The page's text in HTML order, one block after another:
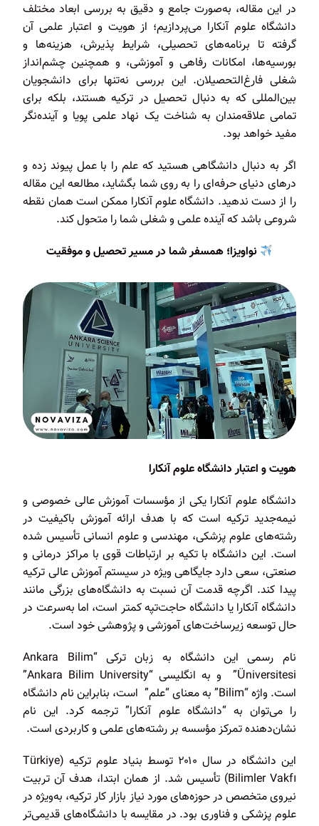
در این مقاله، به‌صورت جامع و دقیق به بررسی ابعاد مختلف
دانشگاه علوم آنکارا می‌پردازیم؛ از هویت و اعتبار علمی آن
گرفته تا برنامه‌های تحصیلی، شرایط پذیرش، هزینه‌ها و
بورسیه‌ها، امکانات رفاهی و آموزشی، و همچنین چشم‌انداز
شغلی فارغ‌التحصیلان. این بررسی نه‌تنها برای دانشجویان
بین‌المللی که به دنبال تحصیل در ترکیه هستند، بلکه برای
تمامی علاقه‌مندان به شناخت یک نهاد علمی پویا و آینده‌نگر
مفید خواهد بود.
اگر به دنبال دانشگاهی هستید که علم را با عمل پیوند زده و
درهای دنیای حرفه‌ای را به روی شما بگشاید، مطالعه این مقاله
را از دست ندهید. دانشگاه علوم آنکارا ممکن است همان نقطه
شروعی باشد که آینده علمی و شغلی شما را متحول کند.
نواویزا؛ همسفر شما در مسیر تحصیل و موفقیت
هویت و اعتبار دانشگاه علوم آنکارا
دانشگاه علوم آنکارا یکی از مؤسسات آموزش عالی خصوصی و
نیمه‌جدید ترکیه است که با هدف ارائه آموزش باکیفیت در
رشته‌های علوم پزشکی، مهندسی و علوم انسانی تأسیس شده
است. این دانشگاه با تکیه بر ارتباطات قوی با مراکز درمانی و
صنعتی، سعی دارد جایگاهی ویژه در سیستم آموزش عالی ترکیه
پیدا کند. اگرچه قدمت آن نسبت به دانشگاه‌های بزرگی مانند
دانشگاه آنکارا یا دانشگاه حاجت‌تپه کمتر است، اما به‌سرعت در
حال توسعه زیرساخت‌های آموزشی و پژوهشی خود است.
نام رسمی این دانشگاه به زبان ترکی “Ankara Bilim
Üniversitesi” و به انگلیسی “Ankara Bilim University”
است. واژه “Bilim” به معنای “علم” است، بنابراین نام دانشگاه
را می‌توان به “دانشگاه علوم آنکارا” ترجمه کرد. این نام
نشان‌دهنده تمرکز مؤسسه بر رشته‌های علمی و کاربردی است.
این دانشگاه در سال ۲۰۱۰ توسط بنیاد علوم ترکیه (Türkiye
Bilimler Vakfı) تأسیس شد. از همان ابتدا، هدف آن تربیت
نیروی متخصص در حوزه‌های مورد نیاز بازار کار ترکیه، به‌ویژه در
علوم پزشکی و فناوری بود. در مقایسه با دانشگاه‌های قدیمی‌تر